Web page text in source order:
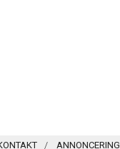
ANNONCERING